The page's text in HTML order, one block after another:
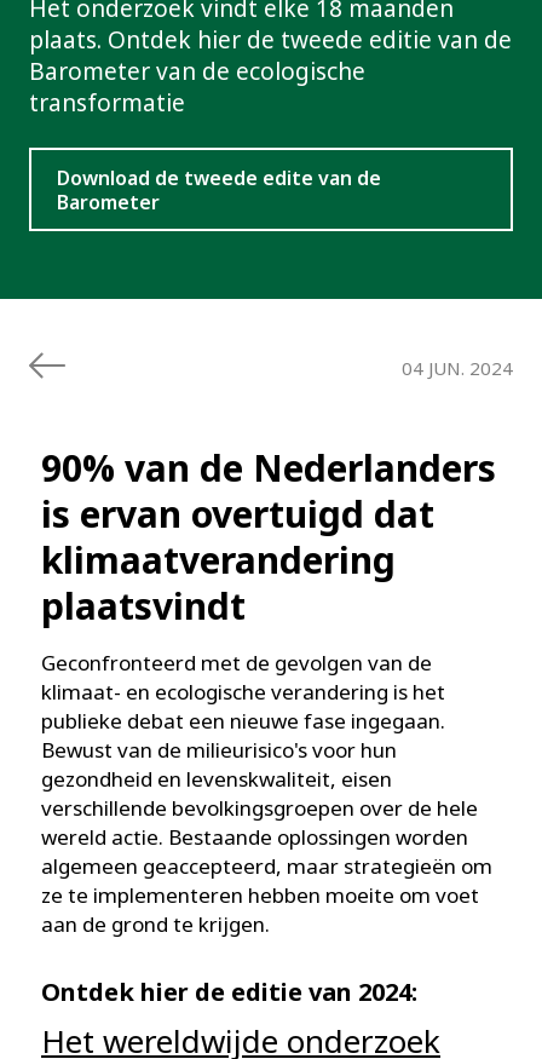
Het onderzoek vindt elke 18 maanden
plaats. Ontdek hier de tweede editie van de
Barometer van de ecologische
transformatie
Download de tweede edite van de
Barometer
04 JUN. 2024
90% van de Nederlanders
is ervan overtuigd dat
klimaatverandering
plaatsvindt
Geconfronteerd met de gevolgen van de
klimaat- en ecologische verandering is het
publieke debat een nieuwe fase ingegaan.
Bewust van de milieurisico's voor hun
gezondheid en levenskwaliteit, eisen
verschillende bevolkingsgroepen over de hele
wereld actie. Bestaande oplossingen worden
algemeen geaccepteerd, maar strategieën om
ze te implementeren hebben moeite om voet
aan de grond te krijgen.
Ontdek hier de editie van 2024:
Het wereldwijde onderzoek